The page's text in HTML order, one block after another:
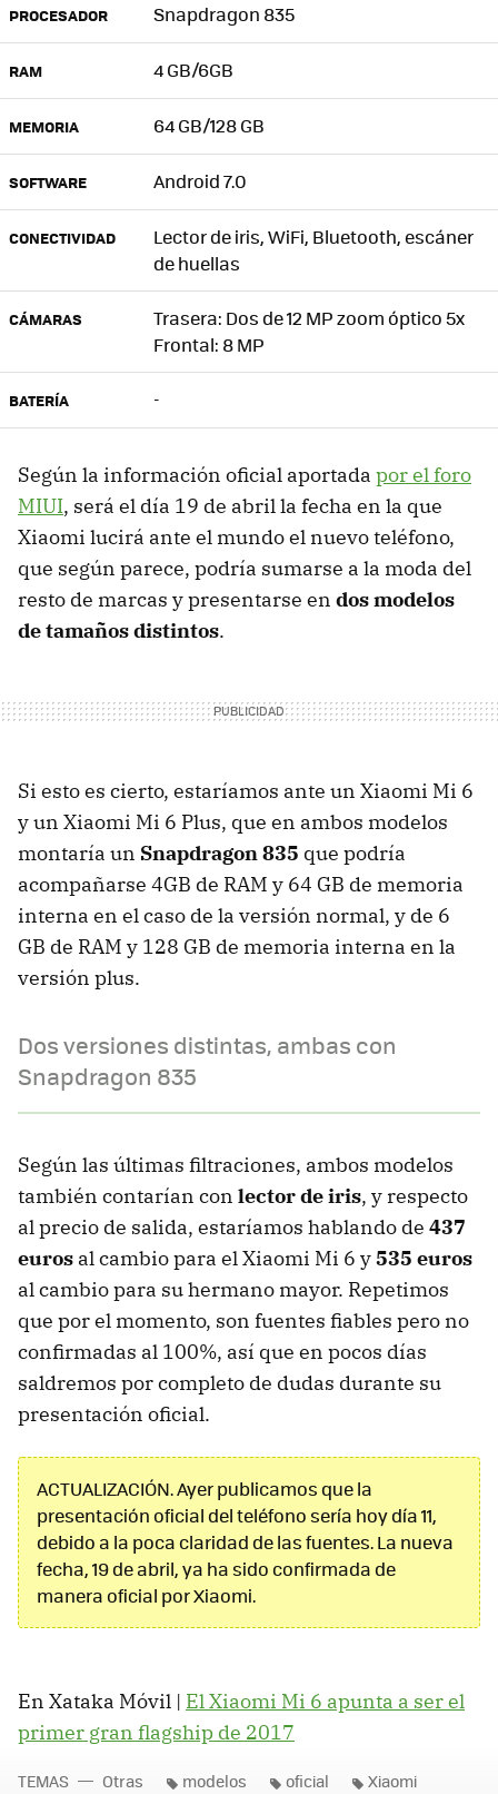
PROCESADOR Snapdragon 835
RAM 4 GB/6GB
MEMORIA 64 GB/128 GB
SOFTWARE Android 7.0
CONECTIVIDAD
Lector de iris, WiFi, Bluetooth, escáner
de huellas
CÁMARAS
Trasera: Dos de 12 MP zoom óptico 5x
Frontal: 8 MP
BATERÍA -
Según la información oficial aportada por el foro
MIUI, será el día 19 de abril la fecha en la que
Xiaomi lucirá ante el mundo el nuevo teléfono,
que según parece, podría sumarse a la moda del
resto de marcas y presentarse en dos modelos
de tamaños distintos.
Si esto es cierto, estaríamos ante un Xiaomi Mi 6
y un Xiaomi Mi 6 Plus, que en ambos modelos
montaría un Snapdragon 835 que podría
acompañarse 4GB de RAM y 64 GB de memoria
interna en el caso de la versión normal, y de 6
GB de RAM y 128 GB de memoria interna en la
versión plus.
Dos versiones distintas, ambas con
Snapdragon 835
Según las últimas filtraciones, ambos modelos
también contarían con lector de iris, y respecto
al precio de salida, estaríamos hablando de 437
euros al cambio para el Xiaomi Mi 6 y535 euros
al cambio para su hermano mayor. Repetimos
que por el momento, son fuentes fiables pero no
confirmadas al 100%, así que en pocos días
saldremos por completo de dudas durante su
presentación oficial.
ACTUALIZACIÓN. Ayer publicamos que la
presentación oficial del teléfono sería hoy día 11,
debido a la poca claridad de las fuentes. La nueva
fecha, 19 de abril, ya ha sido confirmada de
manera oficial por Xiaomi.
En Xataka Móvil | El Xiaomi Mi 6 apunta a ser el
primer gran flagship de 2017
TEMAS Otras modelos oficial Xiaomi